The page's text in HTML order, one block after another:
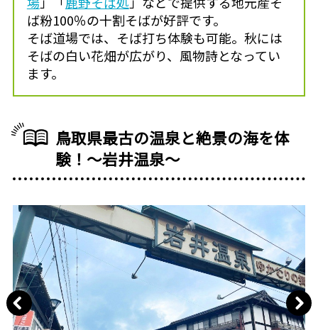
ば粉100％の十割そばが好評です。
そば道場では、そば打ち体験も可能。秋には
そばの白い花畑が広がり、風物詩となってい
ます。
鳥取県最古の温泉と絶景の海を体
験！〜岩井温泉〜